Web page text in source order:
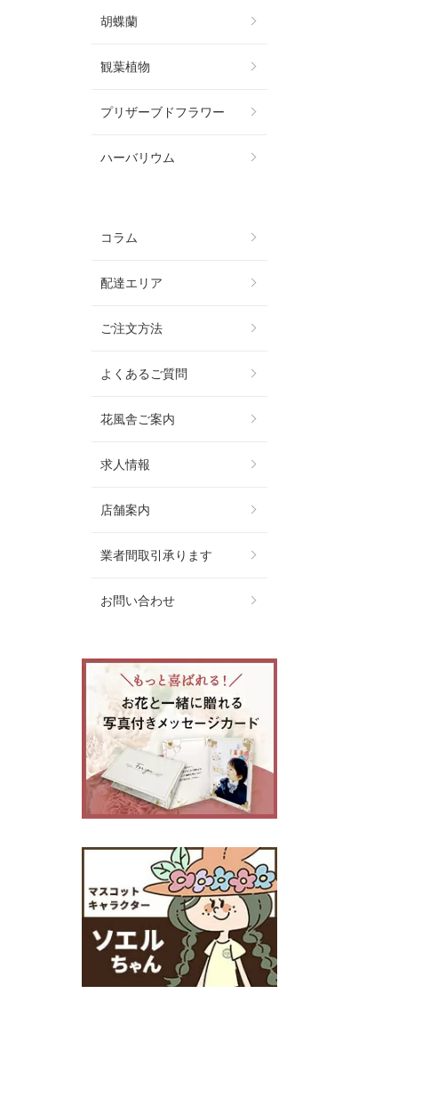
胡蝶蘭
観葉植物
プリザーブドフラワー
ハーバリウム
コラム
配達エリア
ご注文方法
よくあるご質問
花風舎ご案内
求人情報
店舗案内
業者間取引承ります
お問い合わせ